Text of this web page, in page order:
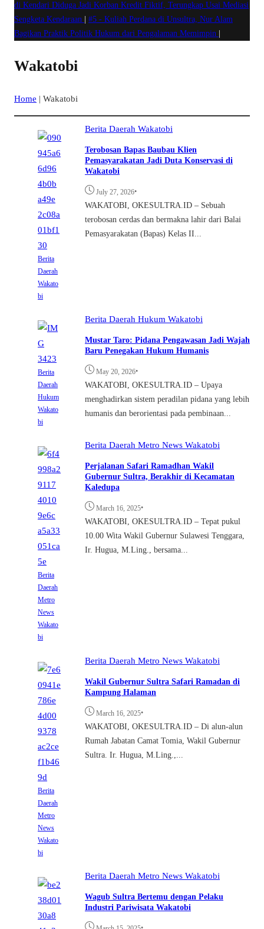
di Kendari Diduga Jadi Korban Kredit Fiktif, Terungkap Usai Mediasi
Sengketa Kendaraan
#5 - Kuliah Perdana di Unsultra, Nur Alam
Bagikan Praktik Politik Hukum dari Pengalaman Memimpin
Wakatobi
Home | Wakatobi
Berita
Daerah
Wakato
bi
Berita Daerah Wakatobi
Terobosan Bapas Baubau Klien
Pemasyarakatan Jadi Duta Konservasi di
Wakatobi
July 27, 2026•
WAKATOBI, OKESULTRA.ID – Sebuah
terobosan cerdas dan bermakna lahir dari Balai
Pemasyarakatan (Bapas) Kelas II...
Berita
Daerah
Hukum
Wakato
bi
Berita Daerah Hukum Wakatobi
Mustar Taro: Pidana Pengawasan Jadi Wajah
Baru Penegakan Hukum Humanis
May 20, 2026•
WAKATOBI, OKESULTRA.ID – Upaya
menghadirkan sistem peradilan pidana yang lebih
humanis dan berorientasi pada pembinaan...
Berita
Daerah
Metro
News
Wakato
bi
Berita Daerah Metro News Wakatobi
Perjalanan Safari Ramadhan Wakil
Gubernur Sultra, Berakhir di Kecamatan
Kaledupa
March 16, 2025•
WAKATOBI, OKESULTRA.ID – Tepat pukul
10.00 Wita Wakil Gubernur Sulawesi Tenggara,
Ir. Hugua, M.Ling., bersama...
Berita
Daerah
Metro
News
Wakato
bi
Berita Daerah Metro News Wakatobi
Wakil Gubernur Sultra Safari Ramadan di
Kampung Halaman
March 16, 2025•
WAKATOBI, OKESULTRA.ID – Di alun-alun
Rumah Jabatan Camat Tomia, Wakil Gubernur
Sultra. Ir. Hugua, M.Ling.,...
Berita Daerah Metro News Wakatobi
Wagub Sultra Bertemu dengan Pelaku
Industri Pariwisata Wakatobi